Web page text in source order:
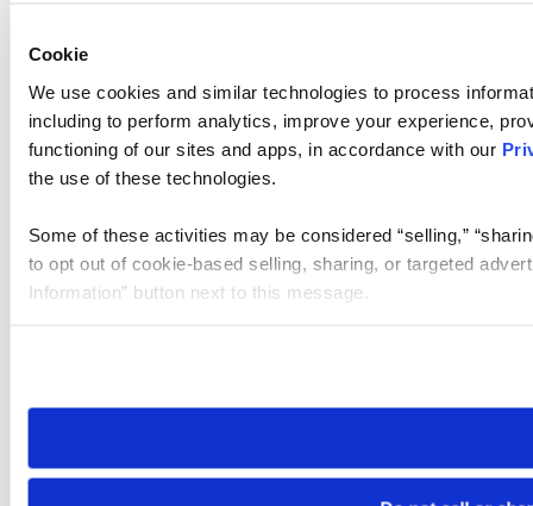
Cookie
We use cookies and similar technologies to process
including to perform analytics, improve your experience,
functioning of our sites and apps, in accordance with our
the use of these technologies.
Some of these activities may be considered “selling,”
to opt out of cookie-based selling, sharing, or targeted
Information” button next to this message.
need to be set again.